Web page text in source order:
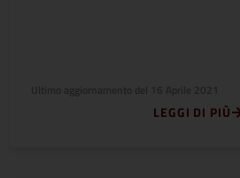
LEGGI DI PIÙ